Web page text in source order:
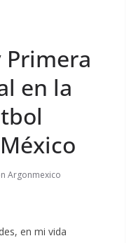
en la
Argonmexico
en mi vida